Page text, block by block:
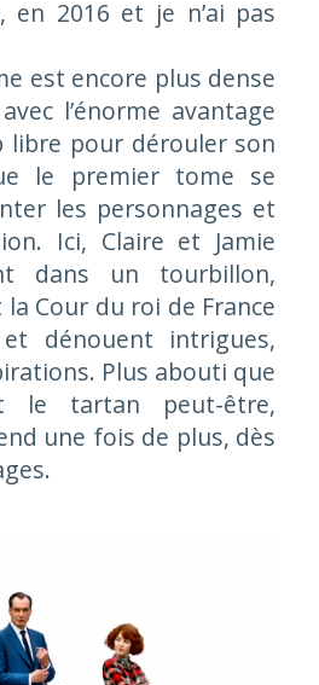
en 2016 et je n’ai pas
est encore plus dense
l’énorme avantage
libre pour dérouler son
le premier tome se
les personnages et
Ici, Claire et Jamie
dans un tourbillon,
la Cour du roi de France
dénouent intrigues,
Plus abouti que
le tartan peut-être,
une fois de plus, dès